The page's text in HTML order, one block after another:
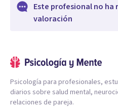
Este profesional no ha
valoración
Psicología para profesionales,
diarios sobre salud mental,
relaciones de pareja.